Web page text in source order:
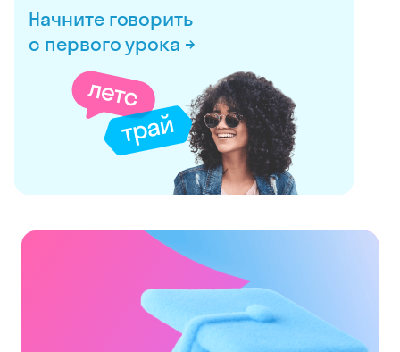
Начните говорить
с первого урока →